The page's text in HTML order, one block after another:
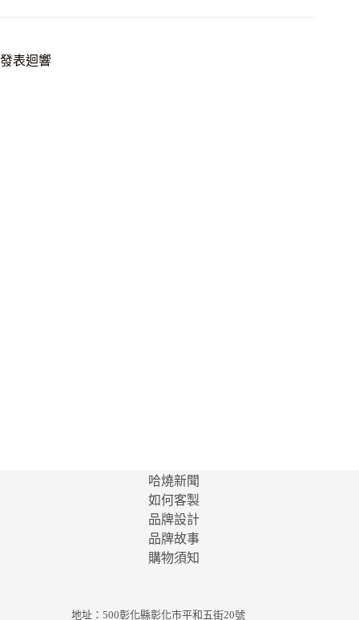
發表迴響
哈燒新聞
如何客製
品牌設計
品牌故事
購物須知
地址：500彰化縣彰化市平和五街20號